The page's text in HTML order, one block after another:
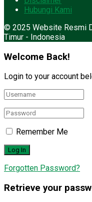
Hubungi Kami
© 2025 Website Resmi
Timur - Indonesia
Welcome Back!
Login to your account
Remember Me
Forgotten Password?
Retrieve your